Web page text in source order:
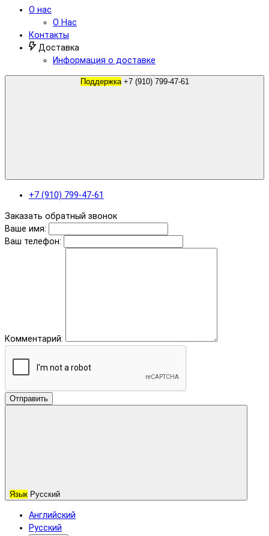
О нас
О Нас
Контакты
Доставка
Информация о доставке
Поддержка +7 (910) 799-47-61
+7 (910) 799-47-61
Заказать обратный звонок
Ваше имя:
Ваш телефон:
Комментарий:
Отправить
Язык Русский
Английский
Русский